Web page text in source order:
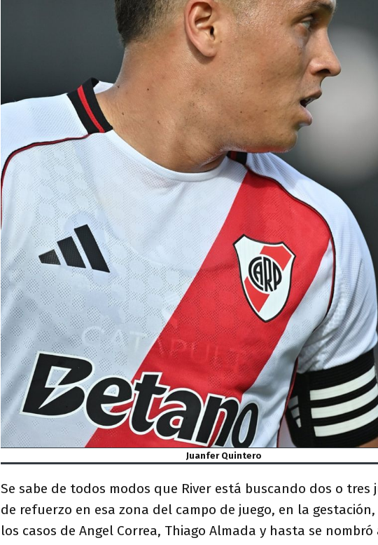
Juanfer Quintero
Se sabe de todos modos que River está buscando dos o tres
de refuerzo en esa zona del campo de juego, en la gestación,
los casos de Angel Correa, Thiago Almada y hasta se nombró